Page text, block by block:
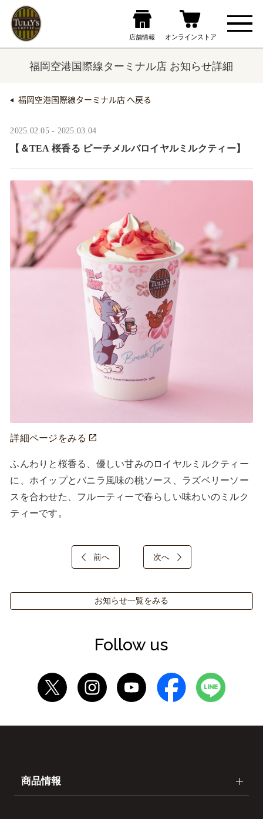
福岡空港国際線ターミナル店 お知らせ詳細
福岡空港国際線ターミナル店 へ戻る
2025.02.05 - 2025.03.04
【＆TEA 桜香る ピーチメルバロイヤルミルクティー】
詳細ページをみる
ふんわりと桜香る、優しい甘みのロイヤルミルクティー
に、ホイップとバニラ風味の桃ソース、ラズベリーソー
スを合わせた、フルーティーで春らしい味わいのミルク
ティーです。
前へ 次へ
お知らせ一覧をみる
Follow us
商品情報